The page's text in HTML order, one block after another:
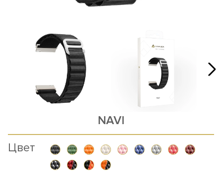
NAVI
Цвет